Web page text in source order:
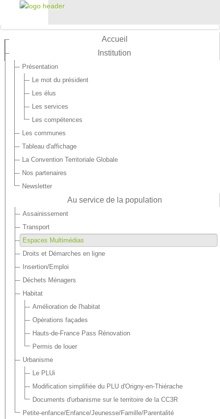
Accueil
Institution
Présentation
Le mot du président
Les élus
Les services
Les compétences
Les communes
Tableau d'affichage
La Convention Territoriale Globale
Nos partenaires
Newsletter
Au service de la population
Assainissement
Transport
Espaces Multimédias
Droits et Démarches en ligne
Insertion/Emploi
Déchets Ménagers
Habitat
Amélioration de l'habitat
Opérations façades
Hauts-de-France Pass Rénovation
Permis de louer
Urbanisme
Le PLUi
Modification simplifiée du PLU d'Origny-en-Thiérache
Documents d'urbanisme sur le territoire de la CC3R
Petite-enfance/Enfance/Jeunesse/Famille/Parentalité